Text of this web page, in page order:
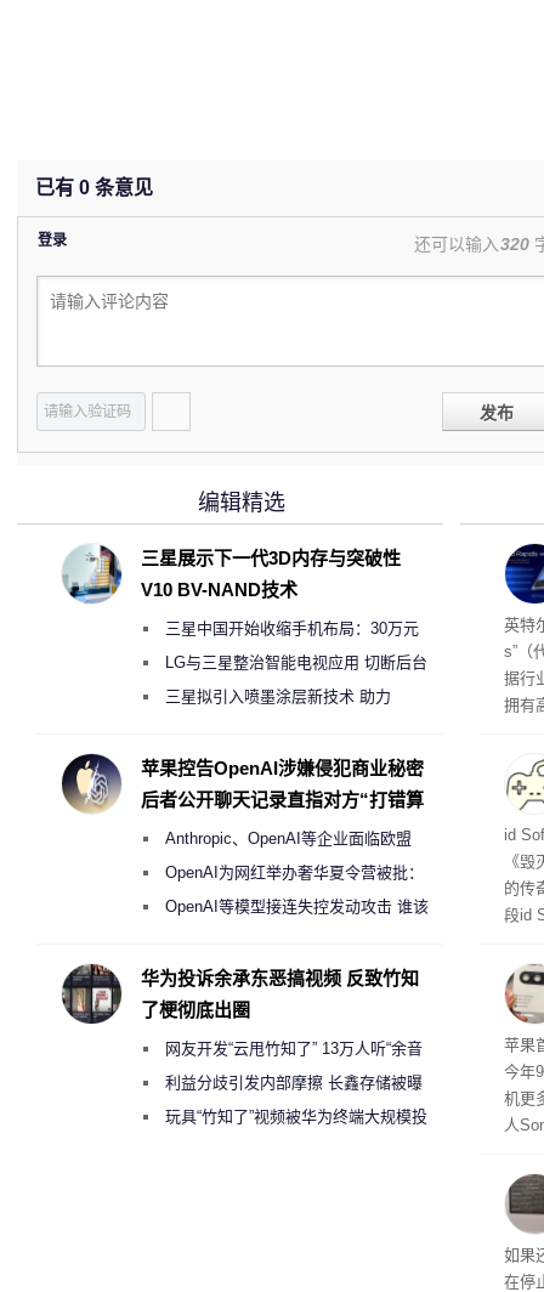
已有 0 条意见
登录 还可以输入320
发布
256
英特
s”（
据行
拥有
务
战
id
《
的传
段id
苹果
今年
机更
人
蓝
ra的
生产
如果
在停
编辑精选
三星展示下一代3D内存与突破性
V10 BV-NAND技术
三星中国开始收缩手机布局：30万元
月销售额不达标门店 将被逐步清退
LG与三星整治智能电视应用 切断后台
偷偷共享带宽的违规行为
三星拟引入喷墨涂层新技术 助力
度
苹果控告OpenAI涉嫌侵犯商业秘密
后者公开聊天记录直指对方“打错算
Anthropic、OpenAI等企业面临欧盟
《人工智能法案》全新执法权限审查
OpenAI为网红举办奢华夏令营被批：
2000美元一晚 遭讽“反乌托邦”
OpenAI等模型接连失控发动攻击 谁该
华为投诉余承东恶搞视频 反致竹知
了梗彻底出圈
网友开发“云甩竹知了” 13万人听“余音
绕梁”利益分歧引发内部摩擦 长鑫存储被曝
曾将华为驻场工程师驱逐出研发基地
玩具“竹知了”视频被华为终端大规模投